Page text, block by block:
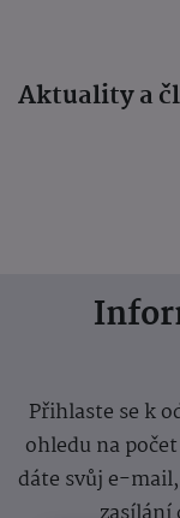
Aktuality a
Přihlaste se k
ohledu na
dáte svůj e-